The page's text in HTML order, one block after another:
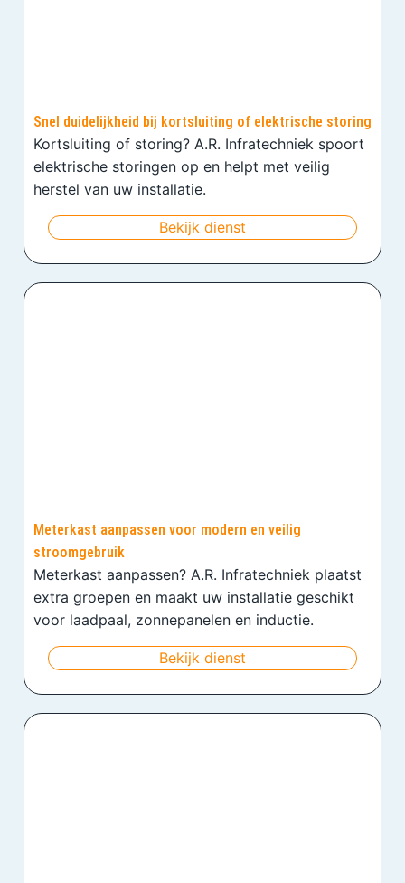
Snel duidelijkheid bij kortsluiting of elektrische storing
Kortsluiting of storing? A.R. Infratechniek spoort
elektrische storingen op en helpt met veilig
herstel van uw installatie.
Bekijk dienst
Meterkast aanpassen voor modern en veilig
stroomgebruik
Meterkast aanpassen? A.R. Infratechniek plaatst
extra groepen en maakt uw installatie geschikt
voor laadpaal, zonnepanelen en inductie.
Bekijk dienst